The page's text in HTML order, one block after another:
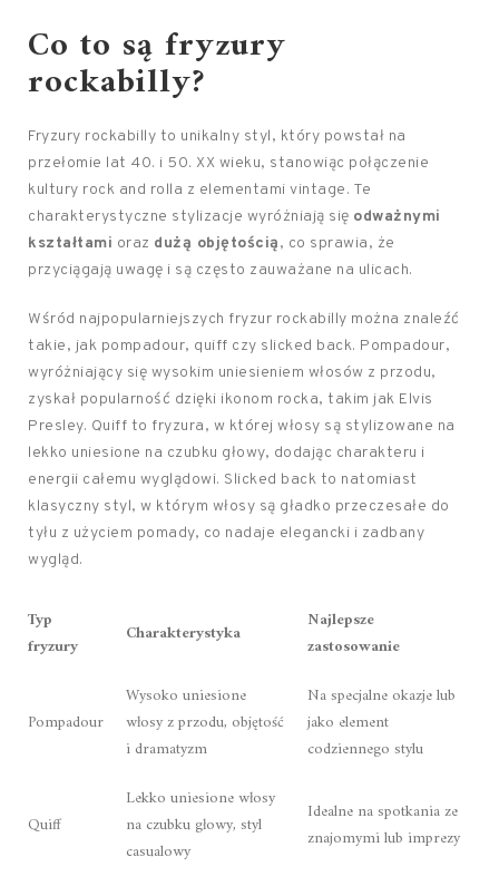
Co to są fryzury
rockabilly?
Fryzury rockabilly to unikalny styl, który powstał na
przełomie lat 40. i 50. XX wieku, stanowiąc połączenie
kultury rock and rolla z elementami vintage. Te
charakterystyczne stylizacje wyróżniają się odważnymi
kształtami oraz dużą objętością, co sprawia, że
przyciągają uwagę i są często zauważane na ulicach.
Wśród najpopularniejszych fryzur rockabilly można znaleźć
takie, jak pompadour, quiff czy slicked back. Pompadour,
wyróżniający się wysokim uniesieniem włosów z przodu,
zyskał popularność dzięki ikonom rocka, takim jak Elvis
Presley. Quiff to fryzura, w której włosy są stylizowane na
lekko uniesione na czubku głowy, dodając charakteru i
energii całemu wyglądowi. Slicked back to natomiast
klasyczny styl, w którym włosy są gładko przeczesałe do
tyłu z użyciem pomady, co nadaje elegancki i zadbany
wygląd.
Typ
fryzury
Charakterystyka
Najlepsze
zastosowanie
Pompadour
Wysoko uniesione
włosy z przodu, objętość
i dramatyzm
Na specjalne okazje lub
jako element
codziennego stylu
Quiff
Lekko uniesione włosy
na czubku głowy, styl
casualowy
Idealne na spotkania ze
znajomymi lub imprezy